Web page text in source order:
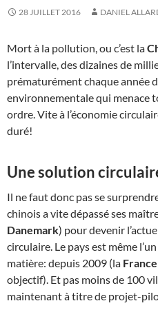
28 JUILLET 2016 DANIEL
Mort à la pollution, ou c’est la
l’intervalle, des dizaines de
prématurément chaque année
environnementale qui menace
ordre. Vite à l’économie
duré!
Une solution
Il ne faut donc pas se
chinois a vite dépassé ses
Danemark) pour devenir
circulaire. Le pays est même
matière: depuis 2009 (la France
objectif). Et pas moins de 100
maintenant à titre de projet-